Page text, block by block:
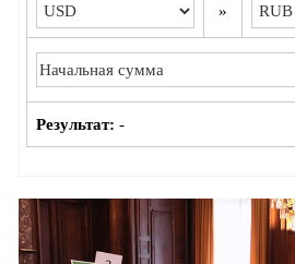
»
Результат: -